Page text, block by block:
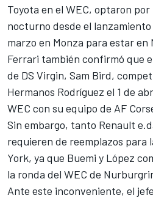
Toyota en el WEC, optaron
nocturno desde el lanzamiento
marzo en Monza para estar en
Ferrari también confirmó que
de DS Virgin, Sam Bird,
Hermanos Rodríguez el 1 de
WEC con su equipo de AF
Sin embargo, tanto Renault
requieren de reemplazos para
York, ya que Buemi y López
la ronda del WEC de
Ante este inconveniente, el